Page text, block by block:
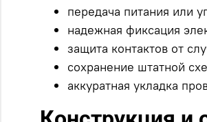
передача питания или
надежная фиксация
защита контактов от
сохранение штатной
аккуратная укладка